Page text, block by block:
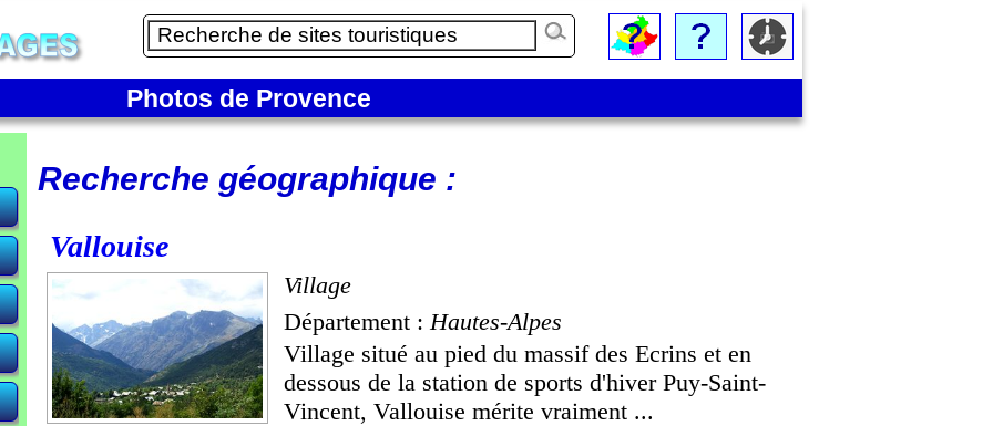
Photos de Provence
Recherche géographique :
Vallouise
Village
Département : Hautes-Alpes
Village situé au pied du massif des Ecrins et en
dessous de la station de sports d'hiver Puy-Saint-
Vincent, Vallouise mérite vraiment ...